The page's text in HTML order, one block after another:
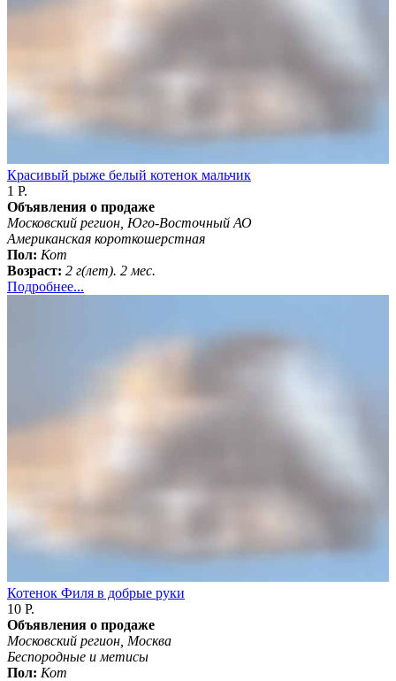
Красивый рыже белый котенок мальчик
1 Р.
Объявления о продаже
Московский регион, Юго-Восточный АО
Американская короткошерстная
Пол: Кот
Возраст: 2 г(лет). 2 мес.
Подробнее...
Котенок Филя в добрые руки
10 Р.
Объявления о продаже
Московский регион, Москва
Беспородные и метисы
Пол: Кот